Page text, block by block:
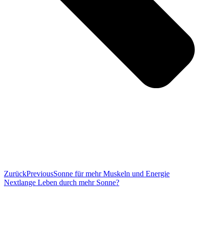
ZurückPreviousSonne für mehr Muskeln und Energie
Nextlange Leben durch mehr Sonne?